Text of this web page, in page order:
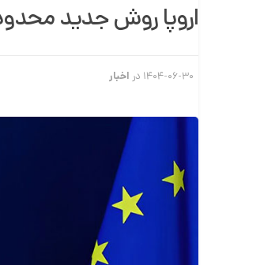
اروپا روش جدید
۱۴۰۴-۰۶-۳۰ در اخبار